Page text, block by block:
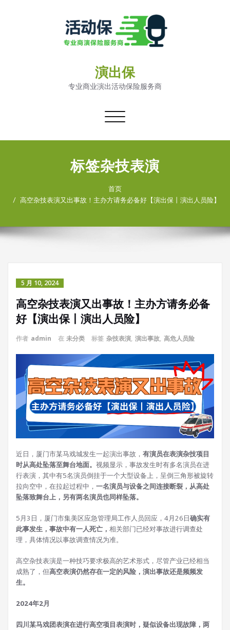
演出保
专业商业演出活动保险服务商
切
导
标签杂技表演
首页
高空杂技表演又出事故！主办方请务必备好【演出保丨演出人员险】
5 月 10, 2024
高空杂技表演又出事故！主办方请务必备
好【演出保丨演出人员险】
作者 admin 在 未分类 标签 杂技表演, 演出事故, 高危人员险
近日，厦门市某马戏城发生一起演出事故， 有演员在表演杂技项目
时从高处坠落至舞台地面。 视频显示，事故发生时有多名演员在进
行表演，其中有5名演员倒挂于一个大型设备上，呈倒三角形被旋转
拉向空中，在拉起过程中， 一名演员与设备之间连接断裂，从高处
坠落致舞台上，另有两名演员也同样坠落。
5月3日，厦门市集美区应急管理局工作人员回应，4月26日确实有
此事发生，事故中有一人死亡， 相关部门已经对事故进行调查处
理，具体情况以事故调查情况为准。
高空杂技表演是一种技巧要求极高的艺术形式，尽管产业已经相当
成熟了，但高空表演仍然存在一定的风险，演出事故还是频频发
生。
2024年2月
四川某马戏团表演在进行高空项目表演时，疑似设备出现故障，两